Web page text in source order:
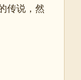
传说，然